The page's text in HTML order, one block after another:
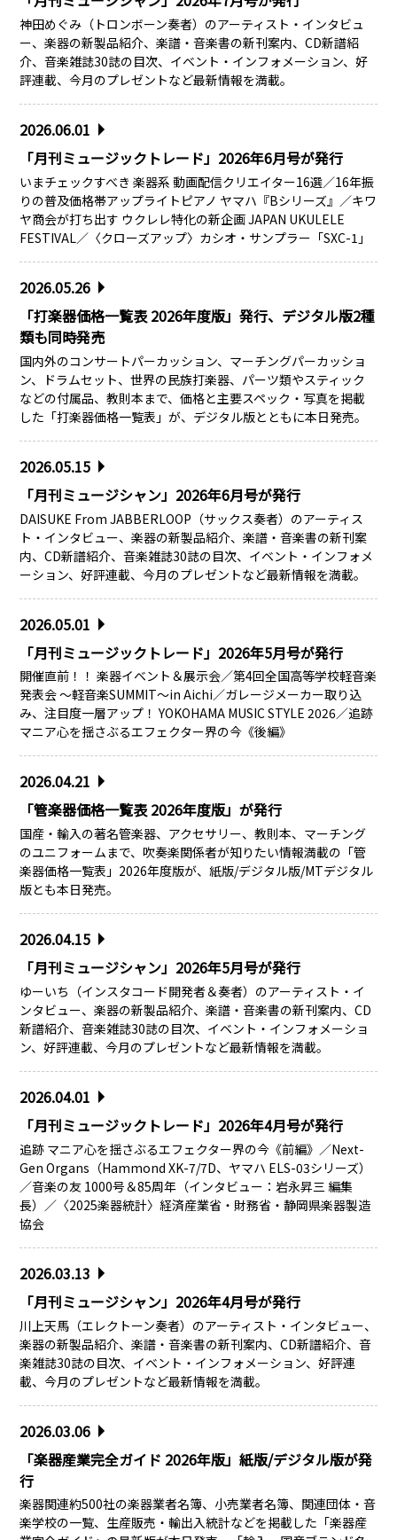
神田めぐみ（トロンボーン奏者）のアーティスト・インタビュ
ー、楽器の新製品紹介、楽譜・音楽書の新刊案内、CD新譜紹
介、音楽雑誌30誌の目次、イベント・インフォメーション、好
評連載、今月のプレゼントなど最新情報を満載。
2026.06.01
「月刊ミュージックトレード」2026年6月号が発行
いまチェックすべき 楽器系 動画配信クリエイター16選／16年振
りの普及価格帯アップライトピアノ ヤマハ『Bシリーズ』／キワ
ヤ商会が打ち出す ウクレレ特化の新企画 JAPAN UKULELE
FESTIVAL／〈クローズアップ〉カシオ・サンプラー「SXC-1」
2026.05.26
「打楽器価格一覧表 2026年度版」発行、デジタル版2種
類も同時発売
国内外のコンサートパーカッション、マーチングパーカッショ
ン、ドラムセット、世界の民族打楽器、パーツ類やスティック
などの付属品、教則本まで、価格と主要スペック・写真を掲載
した「打楽器価格一覧表」が、デジタル版とともに本日発売。
2026.05.15
「月刊ミュージシャン」2026年6月号が発行
DAISUKE From JABBERLOOP（サックス奏者）のアーティス
ト・インタビュー、楽器の新製品紹介、楽譜・音楽書の新刊案
内、CD新譜紹介、音楽雑誌30誌の目次、イベント・インフォメ
ーション、好評連載、今月のプレゼントなど最新情報を満載。
2026.05.01
「月刊ミュージックトレード」2026年5月号が発行
開催直前！！ 楽器イベント＆展示会／第4回全国高等学校軽音楽
発表会 ～軽音楽SUMMIT～in Aichi／ガレージメーカー取り込
み、注目度一層アップ！ YOKOHAMA MUSIC STYLE 2026／追跡
マニア心を揺さぶるエフェクター界の今《後編》
2026.04.21
「管楽器価格一覧表 2026年度版」が発行
国産・輸入の著名管楽器、アクセサリー、教則本、マーチング
のユニフォームまで、吹奏楽関係者が知りたい情報満載の「管
楽器価格一覧表」2026年度版が、紙版/デジタル版/MTデジタル
版とも本日発売。
2026.04.15
「月刊ミュージシャン」2026年5月号が発行
ゆーいち（インスタコード開発者＆奏者）のアーティスト・イ
ンタビュー、楽器の新製品紹介、楽譜・音楽書の新刊案内、CD
新譜紹介、音楽雑誌30誌の目次、イベント・インフォメーショ
ン、好評連載、今月のプレゼントなど最新情報を満載。
2026.04.01
「月刊ミュージックトレード」2026年4月号が発行
追跡 マニア心を揺さぶるエフェクター界の今《前編》／Next-
Gen Organs（Hammond XK-7/7D、ヤマハ ELS-03シリーズ）
／音楽の友 1000号＆85周年（インタビュー：岩永昇三 編集
長）／〈2025楽器統計〉経済産業省・財務省・静岡県楽器製造
協会
2026.03.13
「月刊ミュージシャン」2026年4月号が発行
川上天馬（エレクトーン奏者）のアーティスト・インタビュー、
楽器の新製品紹介、楽譜・音楽書の新刊案内、CD新譜紹介、音
楽雑誌30誌の目次、イベント・インフォメーション、好評連
載、今月のプレゼントなど最新情報を満載。
2026.03.06
「楽器産業完全ガイド 2026年版」紙版/デジタル版が発
行
楽器関連約500社の楽器業者名簿、小売業者名簿、関連団体・音
楽学校の一覧、生産販売・輸出入統計などを掲載した「楽器産